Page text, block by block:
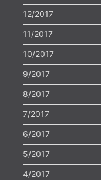
12/2017
11/2017
10/2017
9/2017
8/2017
7/2017
6/2017
5/2017
4/2017